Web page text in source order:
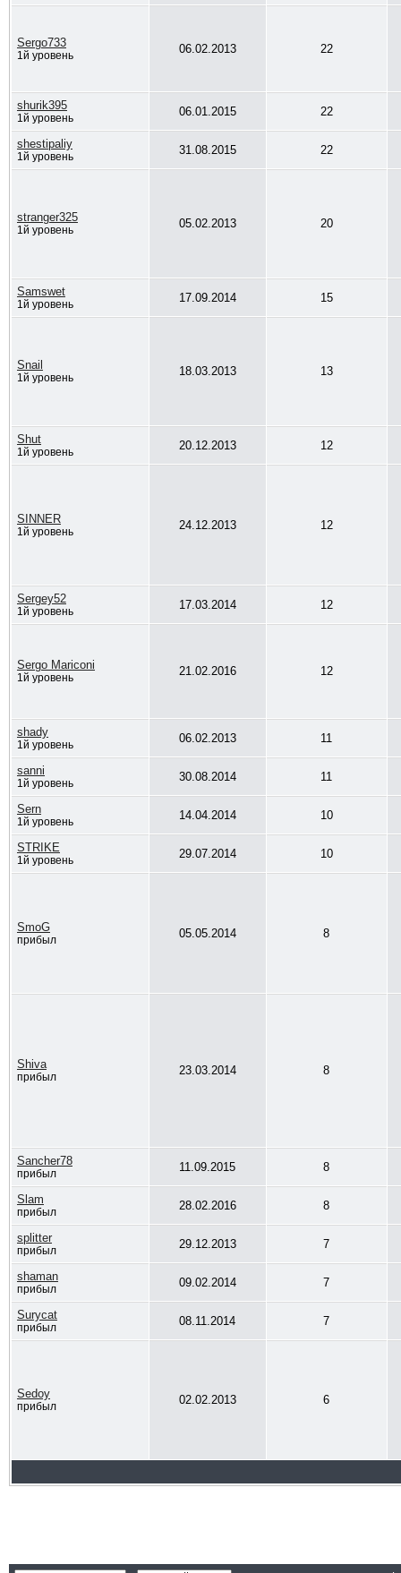
Sergo733
1й уровень 06.02.2013 22
shurik395
1й уровень 06.01.2015 22
shestipaliy
1й уровень 31.08.2015 22
stranger325
1й уровень 05.02.2013 20
Samswet
1й уровень 17.09.2014 15
Snail
1й уровень 18.03.2013 13
Shut
1й уровень 20.12.2013 12
SINNER
1й уровень 24.12.2013 12
Sergey52
1й уровень 17.03.2014 12
Sergo Mariconi
1й уровень 21.02.2016 12
shady
1й уровень 06.02.2013 11
sanni
1й уровень 30.08.2014 11
Sern
1й уровень 14.04.2014 10
STRIKE
1й уровень 29.07.2014 10
SmoG
прибыл 05.05.2014 8
Shiva
прибыл 23.03.2014 8
Sancher78
прибыл 11.09.2015 8
Slam
прибыл 28.02.2016 8
splitter
прибыл 29.12.2013 7
shaman
прибыл 09.02.2014 7
Surycat
прибыл 08.11.2014 7
Sedoy
прибыл 02.02.2013 6